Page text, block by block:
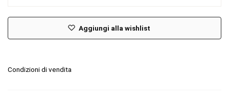
Aggiungi alla wishlist
Condizioni di vendita